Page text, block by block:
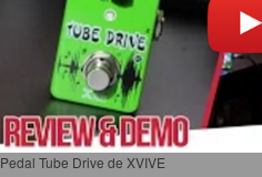
Pedal Tube Drive de XVIVE